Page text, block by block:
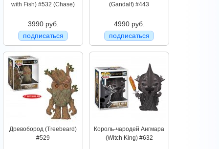
with Fish) #532 (Chase)
3990 руб.
подписаться
(Gandalf) #443
4990 руб.
подписаться
Древобород (Treebeard)
#529
Король-чародей Ангмара
(Witch King) #632